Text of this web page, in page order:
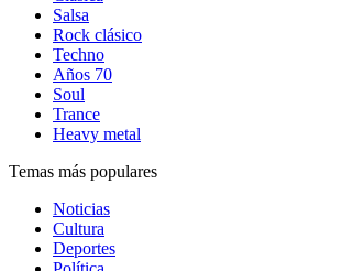
Salsa
Rock clásico
Techno
Años 70
Soul
Trance
Heavy metal
Temas más populares
Noticias
Cultura
Deportes